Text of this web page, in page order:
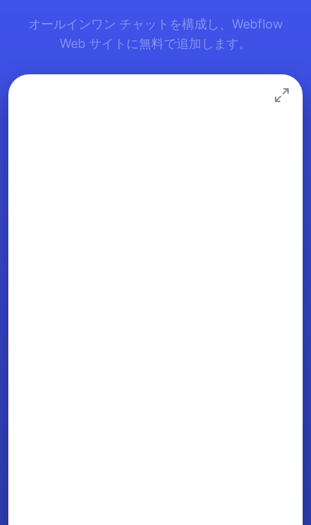
オールインワン チャットを構成し、Webflow
Web サイトに無料で追加します。